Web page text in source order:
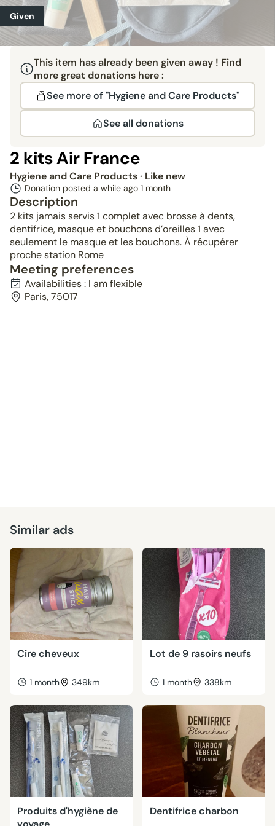
Given
This item has already been given away ! Find
more great donations here :
See more of "Hygiene and Care Products"
See all donations
2 kits Air France
Hygiene and Care Products· Like new
Donation posted a while ago 1 month
Description
2 kits jamais servis 1 complet avec brosse à dents,
dentifrice, masque et bouchons d’oreilles 1 avec
seulement le masque et les bouchons. À récupérer
proche station Rome
Meeting preferences
Availabilities : I am flexible
Paris, 75017
Similar ads
Cire cheveux
1 month 349km
Lot de 9 rasoirs neufs
1 month 338km
Produits d'hygiène de
Dentifrice charbon